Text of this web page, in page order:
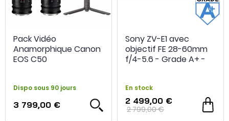
Pack Vidéo
Anamorphique Canon
EOS C50
Dispo sous 90 jours
3 799,00 €
Sony ZV-E1 avec
objectif FE 28-60mm
f/4-5.6 - Grade A+ -
En stock
2 499,00 €
2 799,00 €